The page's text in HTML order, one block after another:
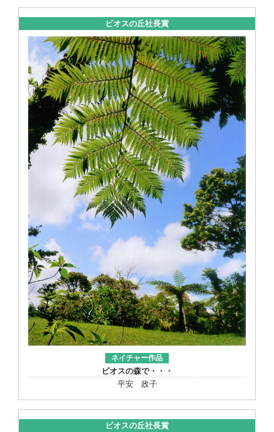
ビオスの丘社長賞
ネイチャー作品
ビオスの森で・・・
平安 政子
ビオスの丘社長賞